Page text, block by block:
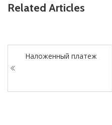
Related Articles
Наложенный платеж